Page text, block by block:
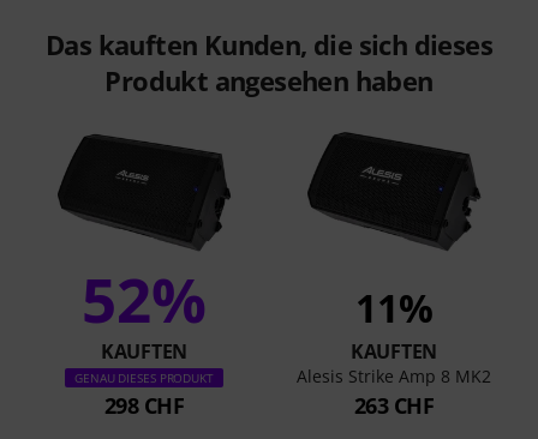
Das kauften Kunden, die sich dieses
Produkt angesehen haben
52%
KAUFTEN
GENAU DIESES PRODUKT
298 CHF
11%
KAUFTEN
Alesis Strike Amp 8 MK2
263 CHF